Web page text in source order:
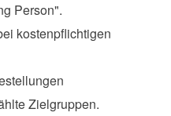
Person".
kostenpflichtigen
Zielgruppen.